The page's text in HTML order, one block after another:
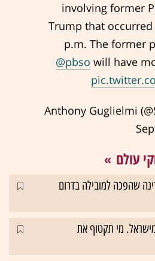
involving former
Trump that
p.m. The former
@pbso will have
עולם
שהפכה למובילה בדרום
מי תקטוף את